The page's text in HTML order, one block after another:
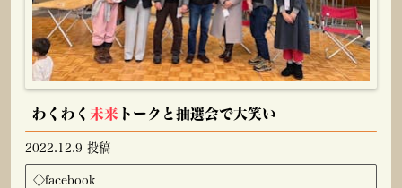
わくわく 未来 トークと抽選会で大笑い
2022.12.9 投稿
◇facebook